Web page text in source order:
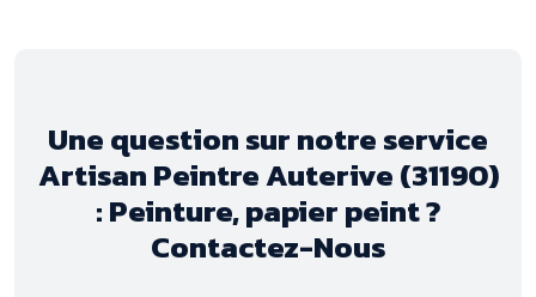
Une question sur notre service
Artisan Peintre Auterive (31190)
: Peinture, papier peint ?
Contactez-Nous